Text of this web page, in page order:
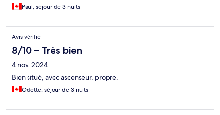
Paul, séjour de 3 nuits
Avis vérifié
8/10 – Très bien
4 nov. 2024
Bien situé, avec ascenseur, propre.
Odette, séjour de 3 nuits